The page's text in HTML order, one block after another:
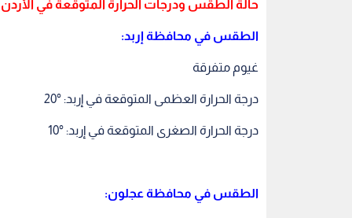
حالة الطقس ودرجات الحرارة المتوقعة في الأردن
الطقس في محافظة إربد:
غيوم متفرقة
درجة الحرارة العظمى المتوقعة في إربد: °20
درجة الحرارة الصغرى المتوقعة في إربد: °10
الطقس في محافظة عجلون: